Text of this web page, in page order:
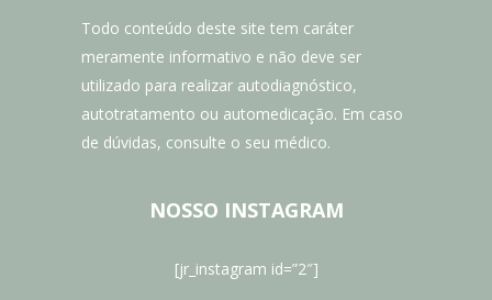
Todo conteúdo deste site tem caráter
meramente informativo e não deve ser
utilizado para realizar autodiagnóstico,
autotratamento ou automedicação. Em caso
de dúvidas, consulte o seu médico.
NOSSO INSTAGRAM
[jr_instagram id=”2″]